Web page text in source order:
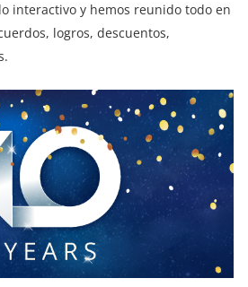
interactivo y hemos reunido todo en
logros, descuentos,